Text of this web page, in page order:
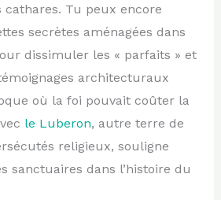
cathares. Tu peux encore
secrètes aménagées dans
dissimuler les « parfaits » et
architecturaux
où la foi pouvait coûter la
le Luberon, autre terre de
religieux, souligne
sanctuaires dans l’histoire du